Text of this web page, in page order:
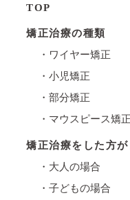
TOP
矯正治療の種類
・ワイヤー矯正
・小児矯正
・部分矯正
・マウスピース矯
矯正治療をした方
・大人の場合
・子どもの場合